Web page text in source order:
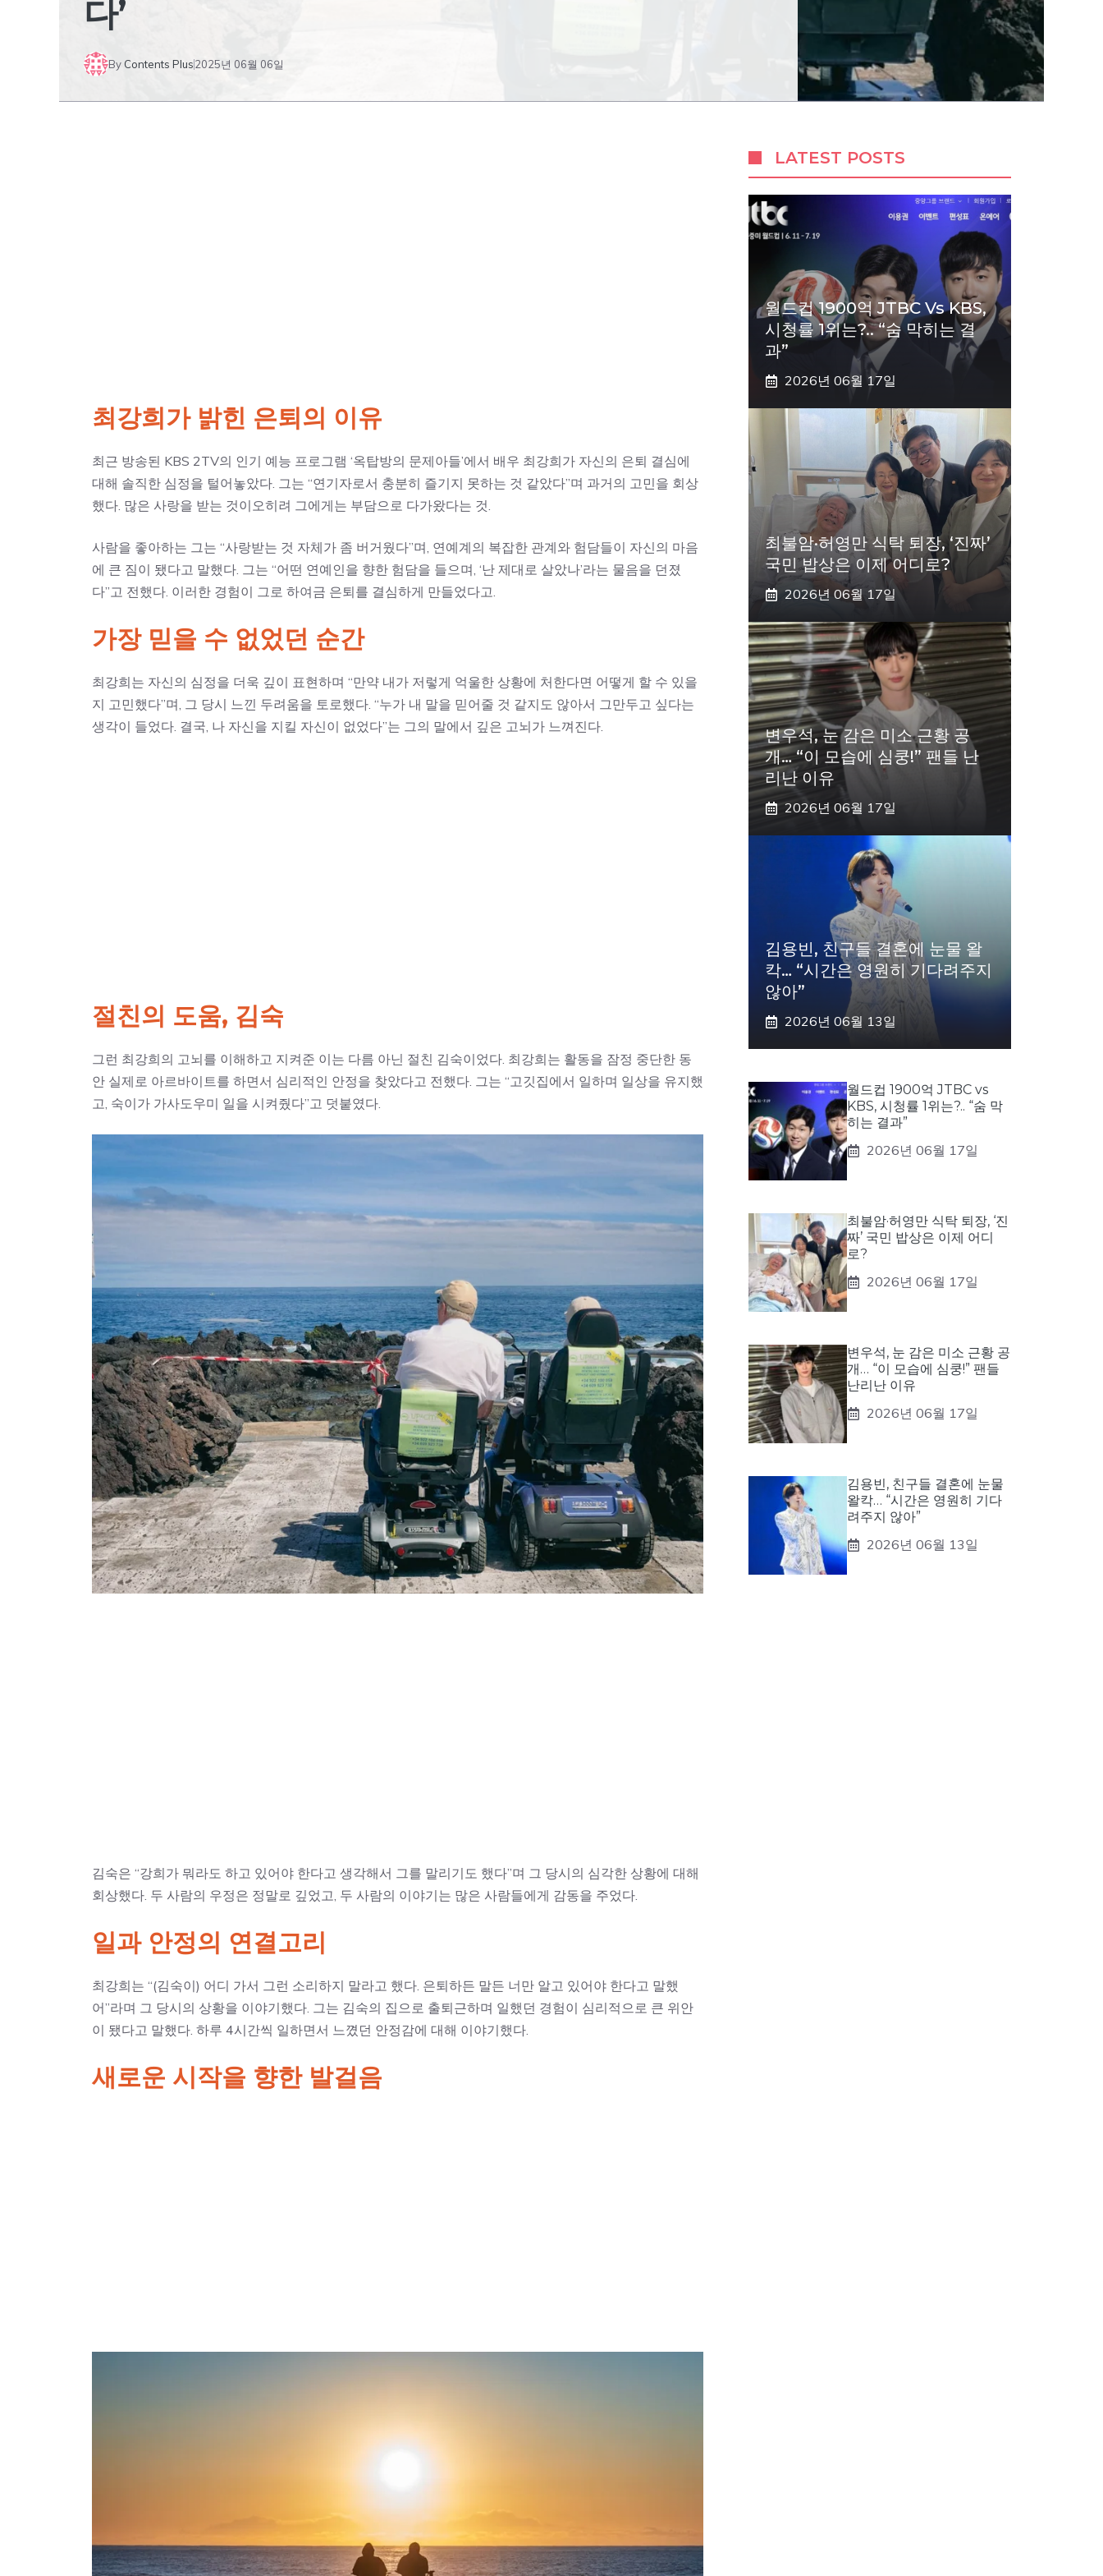
다’
By Contents Plus2025년 06월 06일
최강희가 밝힌 은퇴의 이유
최근 방송된 KBS 2TV의 인기 예능 프로그램 ‘옥탑방의 문제아들’에서 배우 최강희가 자신의 은퇴 결심에
대해 솔직한 심정을 털어놓았다. 그는 “연기자로서 충분히 즐기지 못하는 것 같았다”며 과거의 고민을 회상
했다. 많은 사랑을 받는 것이오히려 그에게는 부담으로 다가왔다는 것.
사람을 좋아하는 그는 “사랑받는 것 자체가 좀 버거웠다”며, 연예계의 복잡한 관계와 험담들이 자신의 마음
에 큰 짐이 됐다고 말했다. 그는 “어떤 연예인을 향한 험담을 들으며, ‘난 제대로 살았나’라는 물음을 던졌
다”고 전했다. 이러한 경험이 그로 하여금 은퇴를 결심하게 만들었다고.
가장 믿을 수 없었던 순간
최강희는 자신의 심정을 더욱 깊이 표현하며 “만약 내가 저렇게 억울한 상황에 처한다면 어떻게 할 수 있을
지 고민했다”며, 그 당시 느낀 두려움을 토로했다. “누가 내 말을 믿어줄 것 같지도 않아서 그만두고 싶다는
생각이 들었다. 결국, 나 자신을 지킬 자신이 없었다”는 그의 말에서 깊은 고뇌가 느껴진다.
절친의 도움, 김숙
그런 최강희의 고뇌를 이해하고 지켜준 이는 다름 아닌 절친 김숙이었다. 최강희는 활동을 잠정 중단한 동
안 실제로 아르바이트를 하면서 심리적인 안정을 찾았다고 전했다. 그는 “고깃집에서 일하며 일상을 유지했
고, 숙이가 가사도우미 일을 시켜줬다”고 덧붙였다.
김숙은 “강희가 뭐라도 하고 있어야 한다고 생각해서 그를 말리기도 했다”며 그 당시의 심각한 상황에 대해
회상했다. 두 사람의 우정은 정말로 깊었고, 두 사람의 이야기는 많은 사람들에게 감동을 주었다.
일과 안정의 연결고리
최강희는 “(김숙이) 어디 가서 그런 소리하지 말라고 했다. 은퇴하든 말든 너만 알고 있어야 한다고 말했
어”라며 그 당시의 상황을 이야기했다. 그는 김숙의 집으로 출퇴근하며 일했던 경험이 심리적으로 큰 위안
이 됐다고 말했다. 하루 4시간씩 일하면서 느꼈던 안정감에 대해 이야기했다.
새로운 시작을 향한 발걸음
LATEST POSTS
월드컵 1900억 JTBC Vs KBS,
시청률 1위는?.. “숨 막히는 결
과”
2026년 06월 17일
최불암·허영만 식탁 퇴장, ‘진짜’
국민 밥상은 이제 어디로?
2026년 06월 17일
변우석, 눈 감은 미소 근황 공
개… “이 모습에 심쿵!” 팬들 난
리난 이유
2026년 06월 17일
김용빈, 친구들 결혼에 눈물 왈
칵… “시간은 영원히 기다려주지
않아”
2026년 06월 13일
월드컵 1900억 JTBC vs
KBS, 시청률 1위는?.. “숨 막
히는 결과”
2026년 06월 17일
최불암·허영만 식탁 퇴장, ‘진
짜’ 국민 밥상은 이제 어디
로?
2026년 06월 17일
변우석, 눈 감은 미소 근황 공
개… “이 모습에 심쿵!” 팬들
난리난 이유
2026년 06월 17일
김용빈, 친구들 결혼에 눈물
왈칵… “시간은 영원히 기다
려주지 않아”
2026년 06월 13일